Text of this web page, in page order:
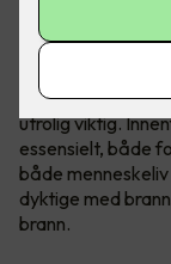
Uansett hvilken
utrolig viktig.
essensielt, både
både
dyktige med
brann.